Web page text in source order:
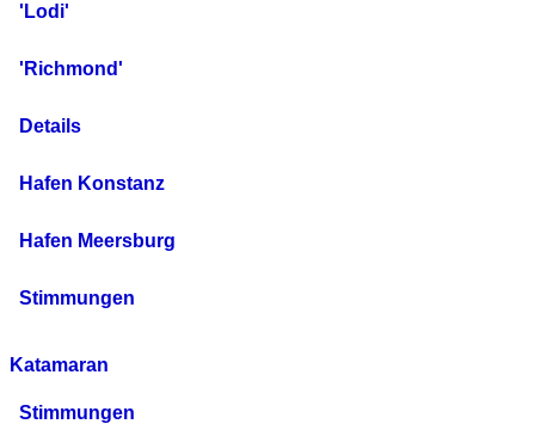
'Lodi'
'Richmond'
Details
Hafen Konstanz
Hafen Meersburg
Stimmungen
Katamaran
Stimmungen